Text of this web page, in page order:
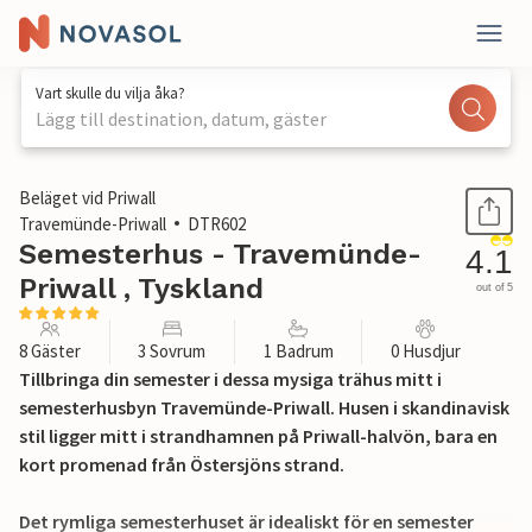
Vart skulle du vilja åka?
Lägg till destination, datum, gäster
1 / 29
Beläget vid Priwall
Travemünde-Priwall
DTR602
Semesterhus - Travemünde-
Priwall , Tyskland
4.1
out of 5
8 Gäster 3 Sovrum 1 Badrum 0 Husdjur
Tillbringa din semester i dessa mysiga trähus mitt i
semesterhusbyn Travemünde-Priwall. Husen i skandinavisk
stil ligger mitt i strandhamnen på Priwall-halvön, bara en
kort promenad från Östersjöns strand.
Det rymliga semesterhuset är idealiskt för en semester